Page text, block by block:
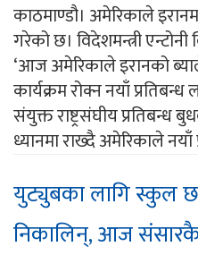
काठमाण्डौ। अमेरिकाले
गरेको छ। विदेशमन्त्री
‘आज अमेरिकाले इरानको
कार्यक्रम रोक्न नयाँ
संयुक्त राष्ट्रसंघीय प्रतिबन्ध
ध्यानमा राख्दै अमेरिकाले नयाँ
युट्युबका लागि स्कुल
निकालिन्, आज